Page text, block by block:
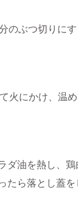
のぶつ切りにす
火にかけ、温め
ダ油を熱し、
たら落とし蓋